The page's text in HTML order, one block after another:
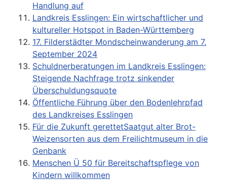
Handlung auf
Landkreis Esslingen: Ein wirtschaftlicher und
kultureller Hotspot in Baden-Württemberg
17. Filderstädter Mondscheinwanderung am 7.
September 2024
Schuldnerberatungen im Landkreis Esslingen:
Steigende Nachfrage trotz sinkender
Überschuldungsquote
Öffentliche Führung über den Bodenlehrpfad
des Landkreises Esslingen
Für die Zukunft gerettetSaatgut alter Brot-
Weizensorten aus dem Freilichtmuseum in die
Genbank
Menschen Ü 50 für Bereitschaftspflege von
Kindern willkommen